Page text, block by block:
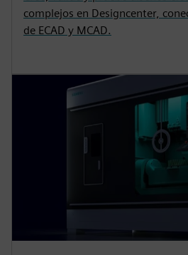
complejos en Designcenter,
de ECAD y MCAD.